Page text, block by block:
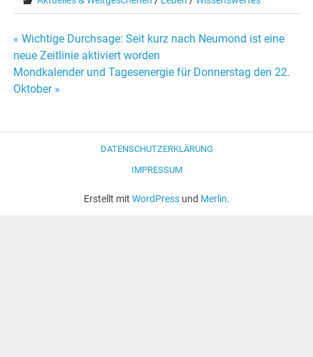
Beitrags-
Navigation
« Wichtige Durchsage: Seit kurz nach Neumond ist eine
neue Zeitlinie aktiviert worden
Mondkalender und Tagesenergie für Donnerstag den 22.
Oktober »
DATENSCHUTZERKLÄRUNG
IMPRESSUM
Erstellt mit WordPressund Merlin.